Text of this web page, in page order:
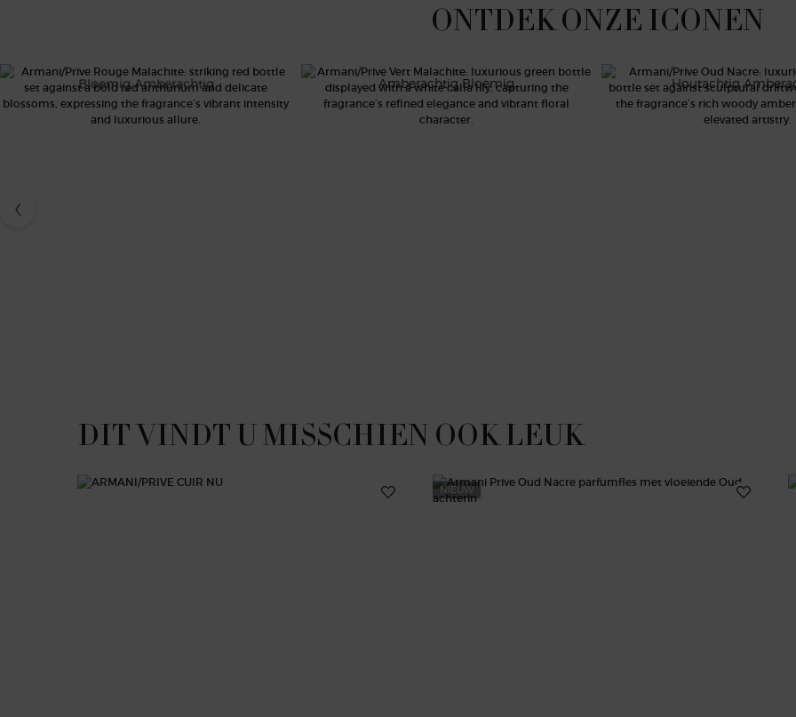
ONTDEK ONZE ICONEN
Bloemig Amberachtig Amberachtig Bloemig Houtachtig
DIT VINDT U MISSCHIEN OOK LEUK
NIEUW